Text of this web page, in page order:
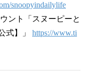
snoopyindailylife
ント「スヌーピーと
式】」 https://www.ti